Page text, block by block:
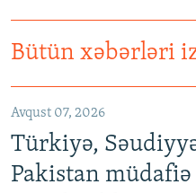
Bütün xəbərləri
Avqust 07, 2026
Türkiyə,
Pakistan müdafiə